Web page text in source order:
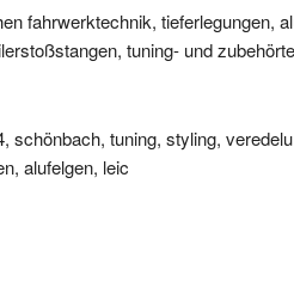
fahrwerktechnik, tieferlegungen,
tuning- und
schönbach, tuning, styling,
alufelgen, leic